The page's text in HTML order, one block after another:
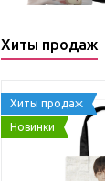
Хиты продаж
Хиты продаж
Новинки